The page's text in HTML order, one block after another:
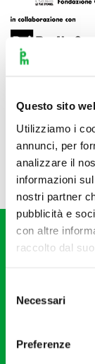
Questo sito
Utilizziamo i
annunci, per
analizzare il
informazioni
nostri partner
pubblicità e
con altre
raccolto dal
delNecessari
Preferenze
20121 Milano